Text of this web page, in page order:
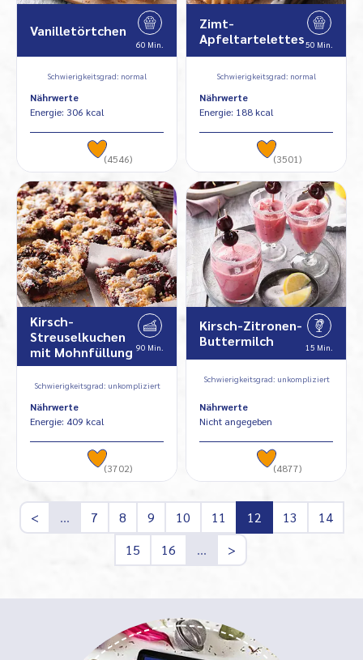
Vanilletörtchen
60 Min.
Schwierigkeitsgrad: normal
Nährwerte
Energie: 306 kcal
(4546)
Zimt-
Apfeltartelettes50 Min.
Schwierigkeitsgrad: normal
Nährwerte
Energie: 188 kcal
(3501)
Kirsch-
Streuselkuchen
mit Mohnfüllung 90 Min.
Schwierigkeitsgrad: unkompliziert
Nährwerte
Energie: 409 kcal
(3702)
Kirsch-Zitronen-
Buttermilch
15 Min.
Schwierigkeitsgrad: unkompliziert
Nährwerte
Nicht angegeben
(4877)
< … 7 8 9 10 11 12 13
14
15
16 … >